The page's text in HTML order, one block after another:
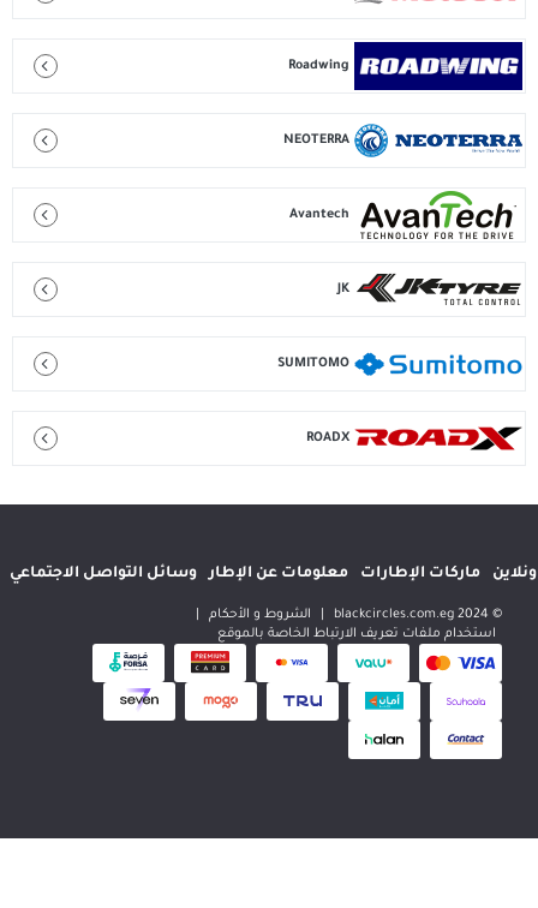
Roadwing
NEOTERRA
Avantech
JK
SUMITOMO
ROADX
معلومات عن الإطار وسائل التواصل الاجتماعي المواقع الدولية
| الشروط و الأحكام
تعريف الارتباط الخاصة بالموقع